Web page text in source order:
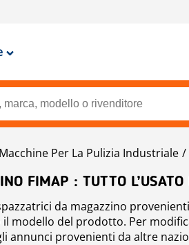
Macchine Per La Pulizia Industriale
FIMAP : TUTTO
da magazzino
il modello del prodotto. Per
annunci provenienti da altre